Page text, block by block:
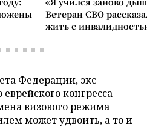
Ветеран СВО
жить с
Федерации, экс-
конгресса
визового режима
может удвоить, а то и